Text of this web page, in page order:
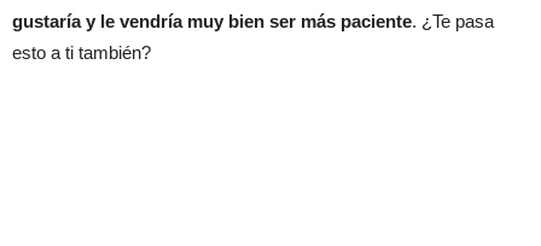
gustaría y le vendría muy bien ser más paciente. ¿Te pasa
esto a ti también?